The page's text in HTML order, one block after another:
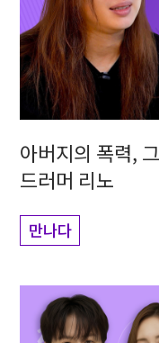
아버지의 폭력,
드러머 리노
만나다